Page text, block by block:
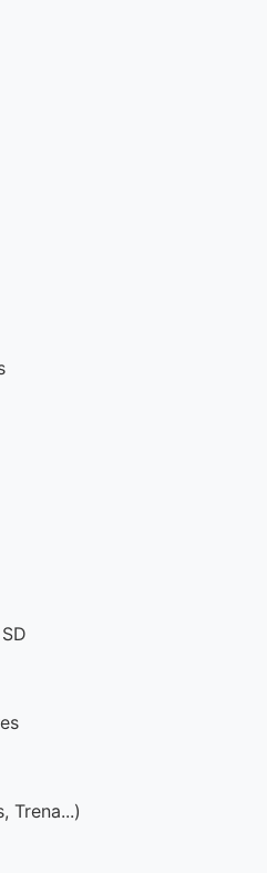
Trena...)